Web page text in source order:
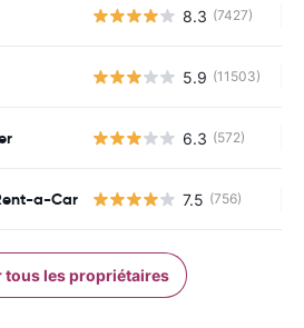
8.3 (7427)
5.9 (11503)
6.3 (572)
a-Car 7.5 (756)
tous les propriétaires